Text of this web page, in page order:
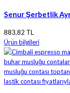
Senur Şerbetlik
883,82 TL
Ürün bilgileri